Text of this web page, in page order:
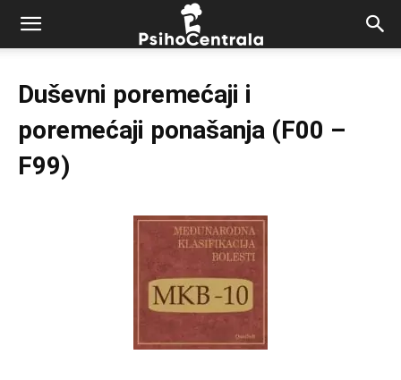
Duševni poremećaji i
poremećaji ponašanja (F00 –
F99)